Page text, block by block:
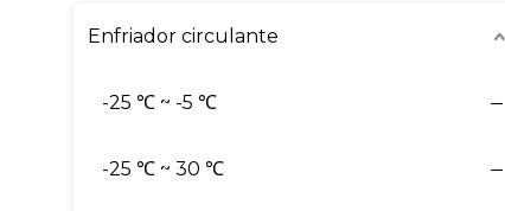
Enfriador circulante
-25 ℃ ~ -5 ℃
-25 ℃ ~ 30 ℃